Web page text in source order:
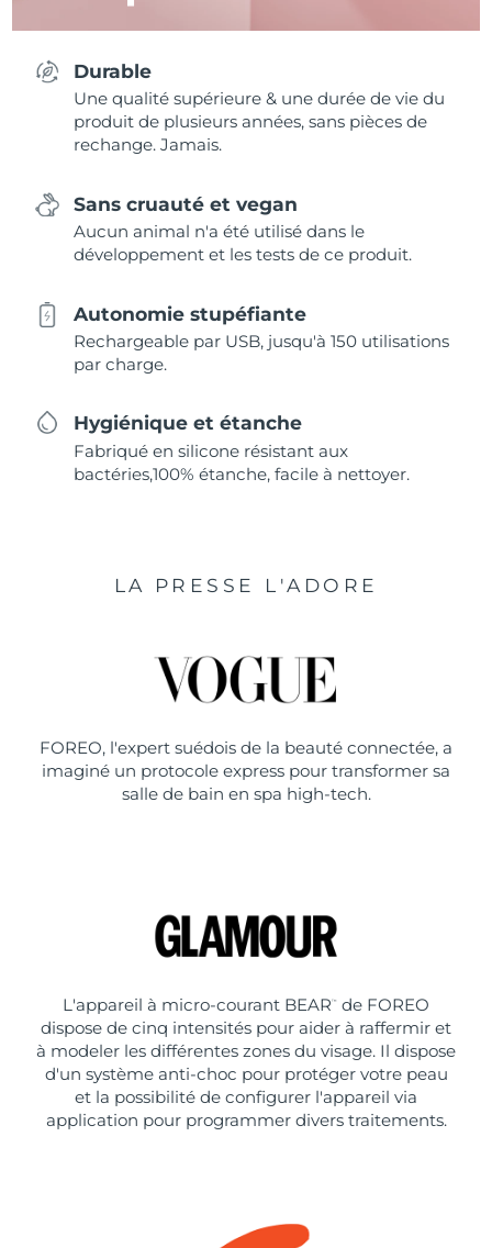
Durable
Une qualité supérieure & une durée de vie du
produit de plusieurs années, sans pièces de
rechange. Jamais.
Sans cruauté et vegan
Aucun animal n'a été utilisé dans le
développement et les tests de ce produit.
Autonomie stupéfiante
Rechargeable par USB, jusqu'à 150 utilisations
par charge.
Hygiénique et étanche
Fabriqué en silicone résistant aux
bactéries,100% étanche, facile à nettoyer.
LA PRESSE L'ADORE
FOREO, l'expert suédois de la beauté connectée, a
imaginé un protocole express pour transformer sa
salle de bain en spa high-tech.
L'appareil à micro-courant BEAR ™
de FOREO
dispose de cinq intensités pour aider à raffermir et
à modeler les différentes zones du visage. Il dispose
d'un système anti-choc pour protéger votre peau
et la possibilité de configurer l'appareil via
application pour programmer divers traitements.